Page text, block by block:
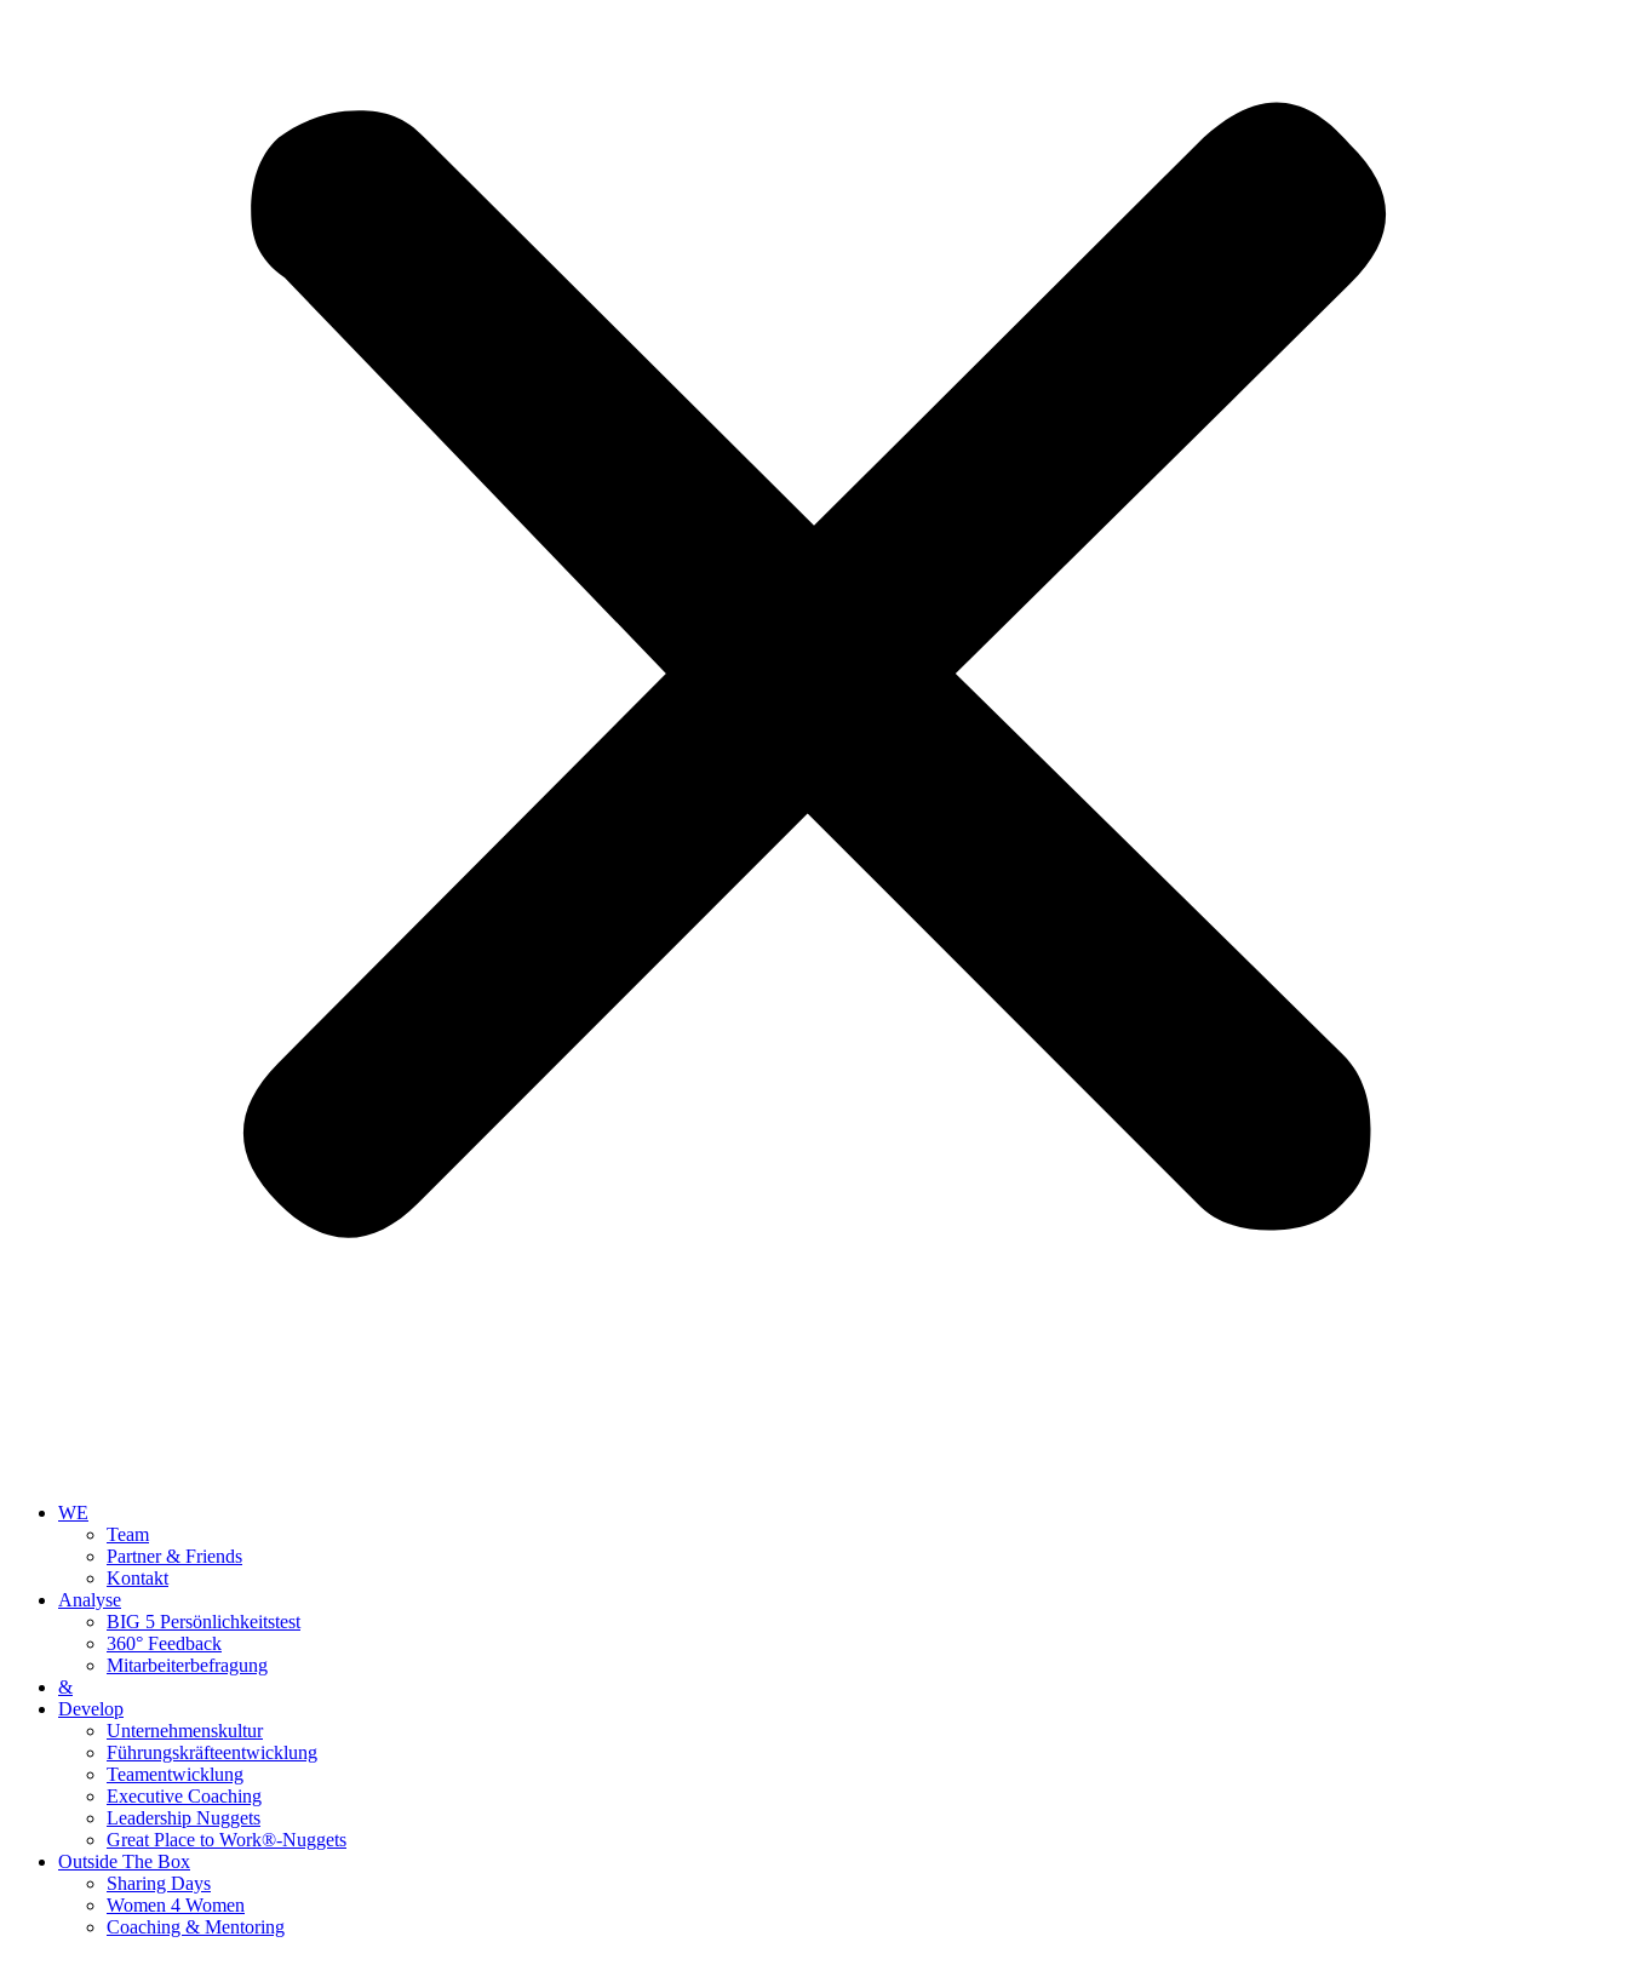
WE
Team
Partner & Friends
Kontakt
Analyse
BIG 5 Persönlichkeitstest
360° Feedback
Mitarbeiterbefragung
&
Develop
Unternehmenskultur
Führungskräfteentwicklung
Teamentwicklung
Executive Coaching
Leadership Nuggets
Great Place to Work®-Nuggets
Outside The Box
Sharing Days
Women 4 Women
Coaching & Mentoring